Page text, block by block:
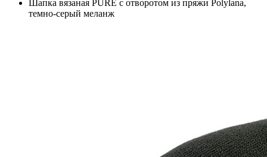
Шапка вязаная PURE с отворотом из пряжи Polylana,
темно-серый меланж